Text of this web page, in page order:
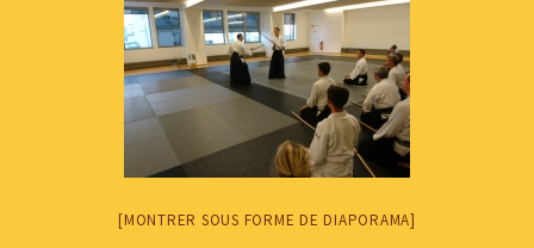
[MONTRER SOUS FORME DE DIAPORAMA]